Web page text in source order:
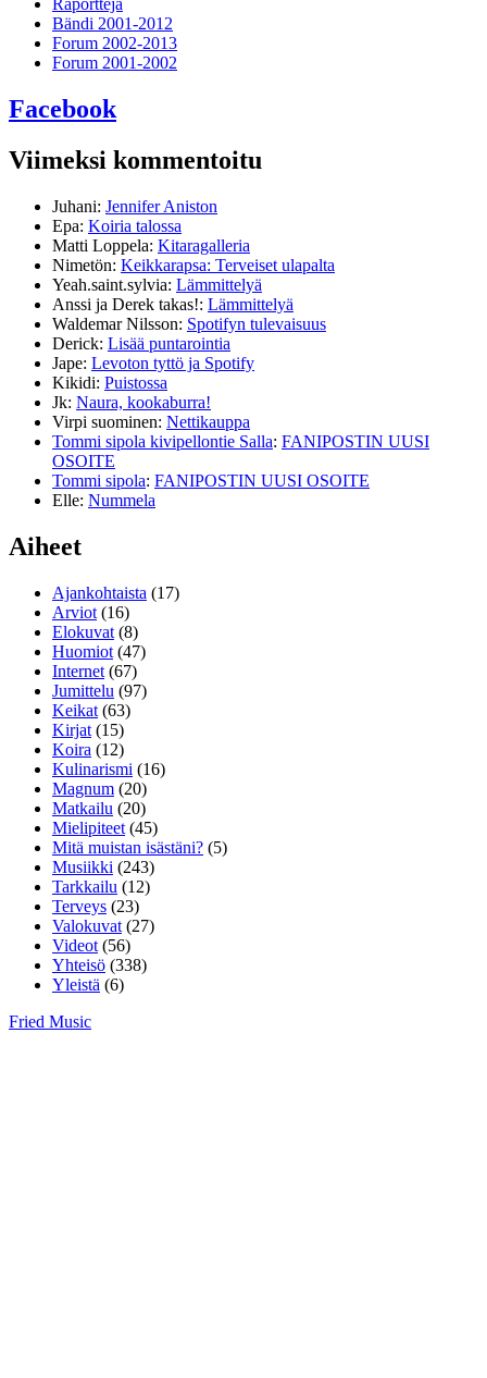
Raportteja
Bändi 2001-2012
Forum 2002-2013
Forum 2001-2002
Facebook
Viimeksi kommentoitu
Juhani: Jennifer Aniston
Epa: Koiria talossa
Matti Loppela: Kitaragalleria
Nimetön: Keikkarapsa: Terveiset ulapalta
Yeah.saint.sylvia: Lämmittelyä
Anssi ja Derek takas!: Lämmittelyä
Waldemar Nilsson: Spotifyn tulevaisuus
Derick: Lisää puntarointia
Jape: Levoton tyttö ja Spotify
Kikidi: Puistossa
Jk: Naura, kookaburra!
Virpi suominen: Nettikauppa
Tommi sipola kivipellontie Salla: FANIPOSTIN UUSI
OSOITE
Tommi sipola: FANIPOSTIN UUSI OSOITE
Elle: Nummela
Aiheet
Ajankohtaista (17)
Arviot (16)
Elokuvat (8)
Huomiot (47)
Internet (67)
Jumittelu (97)
Keikat (63)
Kirjat (15)
Koira (12)
Kulinarismi (16)
Magnum (20)
Matkailu (20)
Mielipiteet (45)
Mitä muistan isästäni? (5)
Musiikki (243)
Tarkkailu (12)
Terveys (23)
Valokuvat (27)
Videot (56)
Yhteisö (338)
Yleistä (6)
Fried Music